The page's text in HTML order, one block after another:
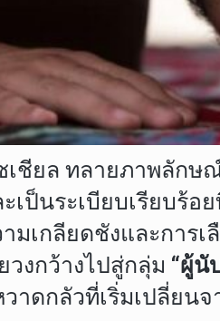
ชียล ทลายภาพลักษ
ป็นระเบียบเรียบร้
เกลียดชังและการ
งกว้างไปสู่กลุ่ม “ผู้นั
ดกลัวที่เริ่มเปลี่ยน